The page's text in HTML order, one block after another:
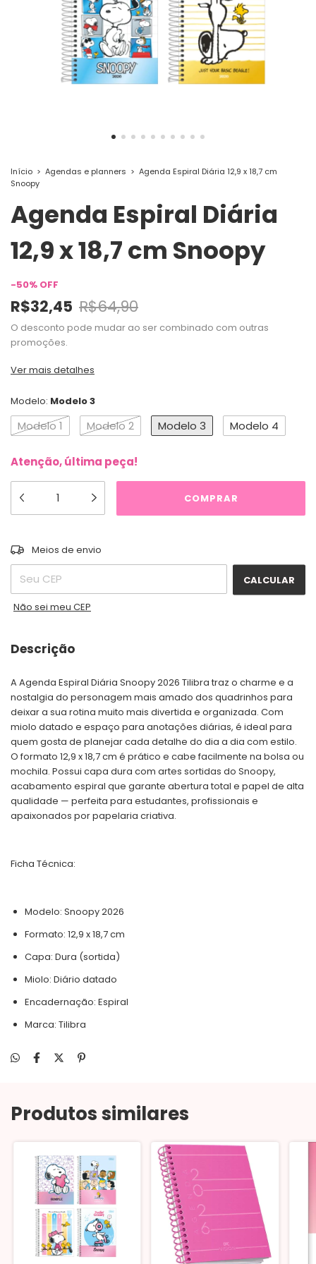
Início > Agendas e planners > Agenda Espiral Diária 12,9 x 18,7 cm
Snoopy
Agenda Espiral Diária
12,9 x 18,7 cm Snoopy
-50% OFF
R$32,45 R$64,90
O desconto pode mudar ao ser combinado com outras
promoções.
Ver mais detalhes
Modelo: Modelo 3
Modelo 1 Modelo 2 Modelo 3 Modelo 4
Atenção, última peça!
Entregas para o CEP:
Meios de envio
CALCULAR
Não sei meu CEP
Descrição
A Agenda Espiral Diária Snoopy 2026 Tilibra traz o charme e a
nostalgia do personagem mais amado dos quadrinhos para
deixar a sua rotina muito mais divertida e organizada. Com
miolo datado e espaço para anotações diárias, é ideal para
quem gosta de planejar cada detalhe do dia a dia com estilo.
O formato 12,9 x 18,7 cm é prático e cabe facilmente na bolsa ou
mochila. Possui capa dura com artes sortidas do Snoopy,
acabamento espiral que garante abertura total e papel de alta
qualidade — perfeita para estudantes, profissionais e
apaixonados por papelaria criativa.
Ficha Técnica:
Modelo: Snoopy 2026
Formato: 12,9 x 18,7 cm
Capa: Dura (sortida)
Miolo: Diário datado
Encadernação: Espiral
Marca: Tilibra
Produtos similares